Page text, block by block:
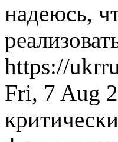
надеюсь,
https://
Fri, 7 Aug